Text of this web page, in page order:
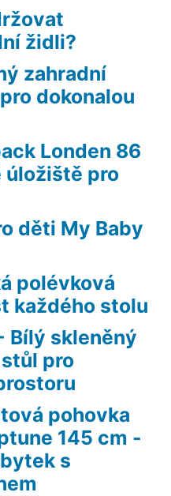
židli?
zahradní
dokonalou
Londen 86
úložiště pro
děti My Baby
polévková
každého stolu
Bílý skleněný
pro
pohovka
145 cm -
s